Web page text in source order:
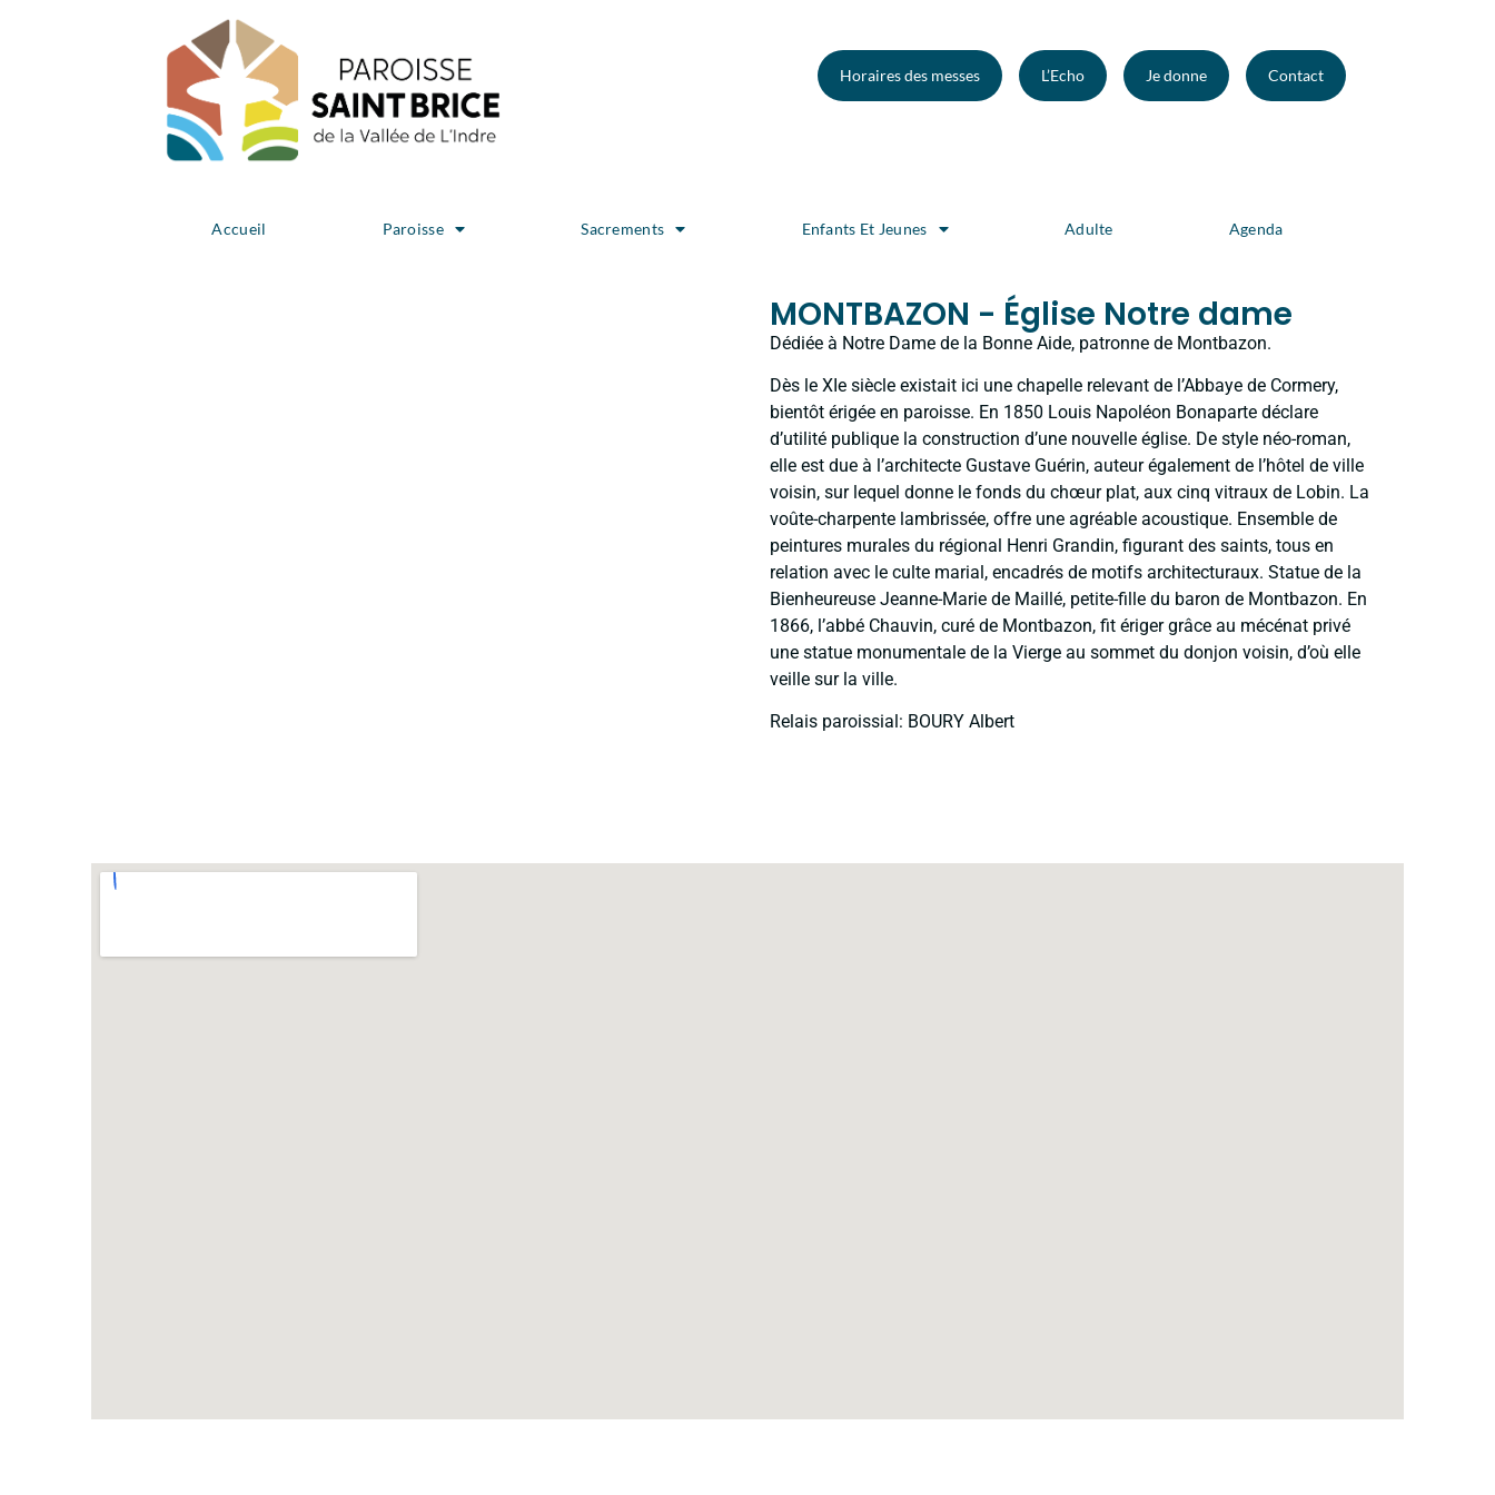
Horaires des messes L’Echo Je donne Contact
Accueil Paroisse Sacrements Enfants Et Jeunes Adulte Agenda
MONTBAZON - Église Notre dame
Dédiée à Notre Dame de la Bonne Aide, patronne de Montbazon.
Dès le XIe siècle existait ici une chapelle relevant de l’Abbaye de Cormery,
bientôt érigée en paroisse. En 1850 Louis Napoléon Bonaparte déclare
d’utilité publique la construction d’une nouvelle église. De style néo-roman,
elle est due à l’architecte Gustave Guérin, auteur également de l’hôtel de ville
voisin, sur lequel donne le fonds du chœur plat, aux cinq vitraux de Lobin. La
voûte-charpente lambrissée, offre une agréable acoustique. Ensemble de
peintures murales du régional Henri Grandin, figurant des saints, tous en
relation avec le culte marial, encadrés de motifs architecturaux. Statue de la
Bienheureuse Jeanne-Marie de Maillé, petite-fille du baron de Montbazon. En
1866, l’abbé Chauvin, curé de Montbazon, fit ériger grâce au mécénat privé
une statue monumentale de la Vierge au sommet du donjon voisin, d’où elle
veille sur la ville.
Relais paroissial: BOURY Albert